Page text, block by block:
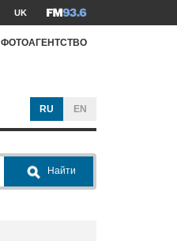
UK
ФОТОАГЕНТСТВО
RU EN
Найти